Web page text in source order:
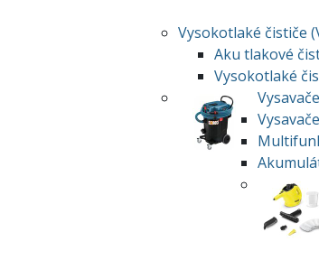
Vysokotlaké čističe
Aku tlakové
Vysokotlaké
Vysavače